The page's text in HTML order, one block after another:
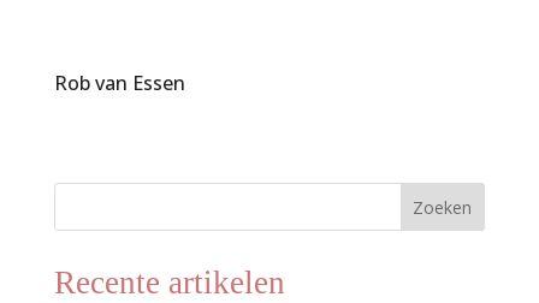
Rob van Essen
Zoeken
Recente artikelen